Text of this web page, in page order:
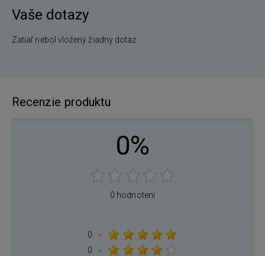
Vaše dotazy
Zatiaľ nebol vložený žiadny dotaz.
Recenzie produktu
0%
0 hodnotení
0
×
0
×